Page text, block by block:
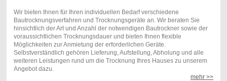
Wir bieten Ihnen für Ihren individuellen Bedarf verschiedene
Bautrocknungsverfahren und Trocknungsgeräte an. Wir beraten Sie
hinsichtlich der Art und Anzahl der notwendigen Bautrockner sowie der
voraussichtlichen Trocknungsdauer und bieten Ihnen flexible
Möglichkeiten zur Anmietung der erforderlichen Geräte.
Selbstverständlich gehören Lieferung, Aufstellung, Abholung und alle
weiteren Leistungen rund um die Trocknung Ihres Hauses zu unserem
Angebot dazu.
mehr >>